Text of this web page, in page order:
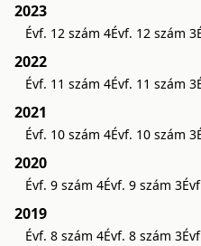
2023
Évf. 12 szám 4Évf. 12 szám 3
2022
Évf. 11 szám 4Évf. 11 szám 3
2021
Évf. 10 szám 4Évf. 10 szám 3
2020
Évf. 9 szám 4Évf. 9 szám 3
2019
Évf. 8 szám 4Évf. 8 szám 3